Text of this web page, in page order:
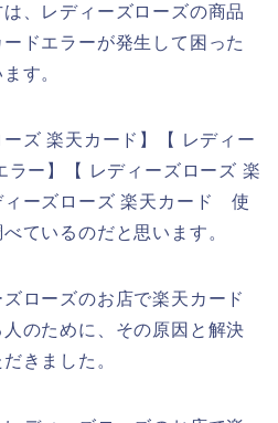
、レディーズローズの商品
ドエラーが発生して困った
す。
ズ 楽天カード】【 レディー
ー】【 レディーズローズ 楽
ーズローズ 楽天カード 使
ているのだと思います。
ローズのお店で楽天カード
のために、その原因と解決
きました。